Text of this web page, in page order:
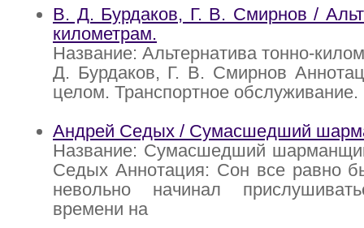
В. Д. Бурдаков, Г. В. Смирнов /
километрам.
Название: Альтернатива тонно-
Д. Бурдаков, Г. В. Смирнов
целом. Транспортное обслуживание.
Андрей Седых / Сумасшедший
Название: Сумасшедший
Седых Аннотация: Сон все равно
невольно начинал
времени на